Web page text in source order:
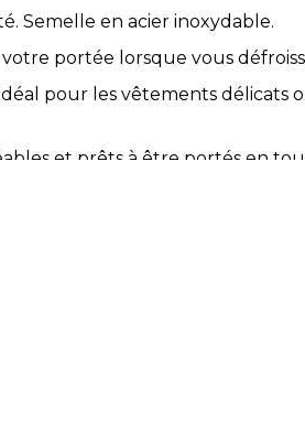
Semelle en acier inoxydable.
portée lorsque vous
pour les vêtements délicats
et prêts à être portés en
mais aussi vos canapés,